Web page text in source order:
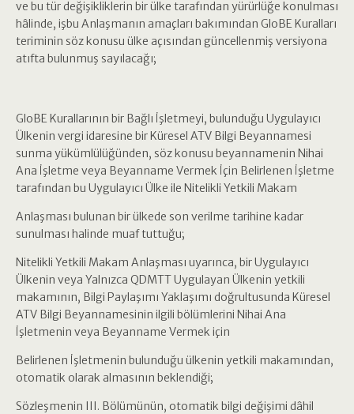
ve bu tür değişikliklerin bir ülke tarafından yürürlüğe konulması
hâlinde, işbu Anlaşmanın amaçları bakımından GloBE Kuralları
teriminin söz konusu ülke açısından güncellenmiş versiyona
atıfta bulunmuş sayılacağı;
GloBE Kurallarının bir Bağlı İşletmeyi, bulunduğu Uygulayıcı
Ülkenin vergi idaresine bir Küresel ATV Bilgi Beyannamesi
sunma yükümlülüğünden, söz konusu beyannamenin Nihai
Ana İşletme veya Beyanname Vermek İçin Belirlenen İşletme
tarafından bu Uygulayıcı Ülke ile Nitelikli Yetkili Makam
Anlaşması bulunan bir ülkede son verilme tarihine kadar
sunulması halinde muaf tuttuğu;
Nitelikli Yetkili Makam Anlaşması uyarınca, bir Uygulayıcı
Ülkenin veya Yalnızca QDMTT Uygulayan Ülkenin yetkili
makamının, Bilgi Paylaşımı Yaklaşımı doğrultusunda Küresel
ATV Bilgi Beyannamesinin ilgili bölümlerini Nihai Ana
İşletmenin veya Beyanname Vermek için
Belirlenen İşletmenin bulunduğu ülkenin yetkili makamından,
otomatik olarak almasının beklendiği;
Sözleşmenin III. Bölümünün, otomatik bilgi değişimi dâhil